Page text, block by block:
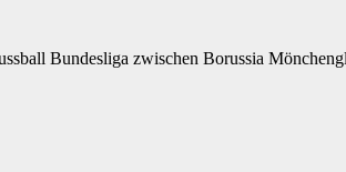
Bundesliga zwischen Borussia